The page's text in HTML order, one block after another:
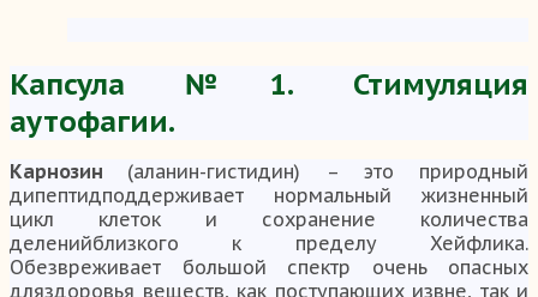
Капсула №1. Стимуляция
аутофагии.
Карнозин (аланин-гистидин) – это природный
дипептидподдерживает нормальный жизненный
цикл клеток и сохранение количества
деленийблизкого к пределу Хейфлика.
Обезвреживает большой спектр очень опасных
дляздоровья веществ, как поступающих извне, так и